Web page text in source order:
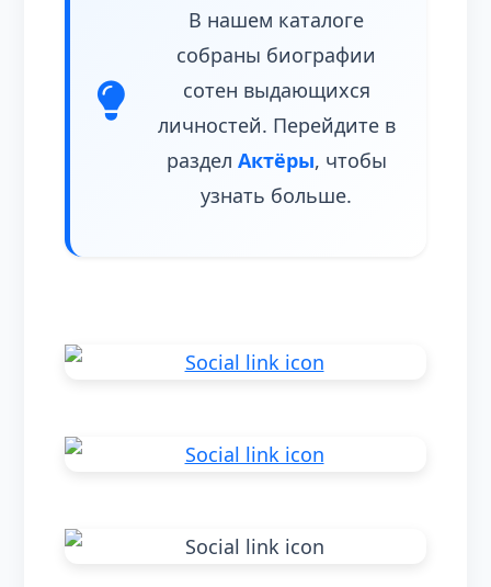
В нашем каталоге
собраны биографии
сотен выдающихся
личностей. Перейдите в
раздел Актёры, чтобы
узнать больше.